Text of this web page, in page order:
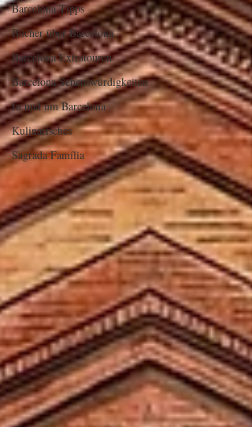
Barcelona Tipps
Bücher über Barcelona
Barcelona Extratouren
Barcelona Sehenswürdigkeiten
In und um Barcelona
Kulinarisches
Sagrada Família